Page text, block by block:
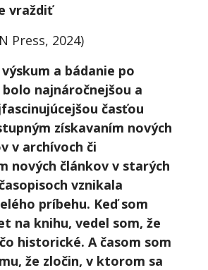
vraždiť
Press, 2024)
a bádanie po
najnáročnejšou a
časťou
získavaním nových
v archívoch či
nových článkov v starých
vznikala
príbehu. Keď som
na knihu, vedel som, že
historické. A časom som
že zločin, v ktorom sa